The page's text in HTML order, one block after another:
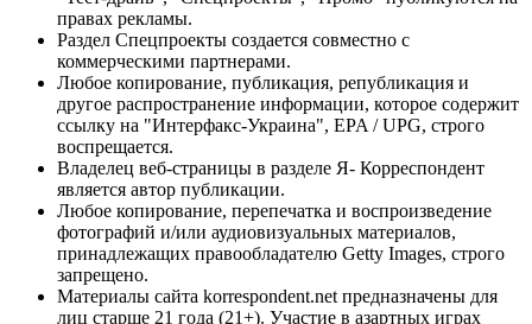
правах рекламы.
Раздел Спецпроекты создается совместно с
коммерческими партнерами.
Любое копирование, публикация, републикация и
другое распространение информации, которое содержит
ссылку на "Интерфакс-Украина", EPA / UPG, строго
воспрещается.
Владелец веб-страницы в разделе Я- Корреспондент
является автор публикации.
Любое копирование, перепечатка и воспроизведение
фотографий и/или аудиовизуальных материалов,
принадлежащих правообладателю Getty Images, строго
запрещено.
Материалы сайта korrespondent.net предназначены для
лиц старше 21 года (21+). Участие в азартных играх